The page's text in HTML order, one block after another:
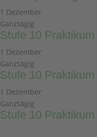
1 Dezember
Ganztägig
Stufe 10 Praktikum
1 Dezember
Ganztägig
Stufe 10 Praktikum
1 Dezember
Ganztägig
Stufe 10 Praktikum